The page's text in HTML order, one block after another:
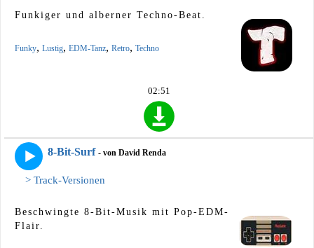
Funkiger und alberner Techno-Beat.
Funky, Lustig, EDM-Tanz, Retro, Techno
02:51
8-Bit-Surf - von David Renda
> Track-Versionen
Beschwingte 8-Bit-Musik mit Pop-EDM-
Flair.